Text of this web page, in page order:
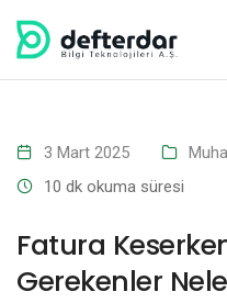
3 Mart 2025
10 dk okuma süresi
Fatura
Gerekenler